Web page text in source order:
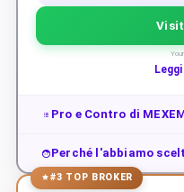
Pro e Contro di
Perché l'abbiamo
#3 TOP BROKER